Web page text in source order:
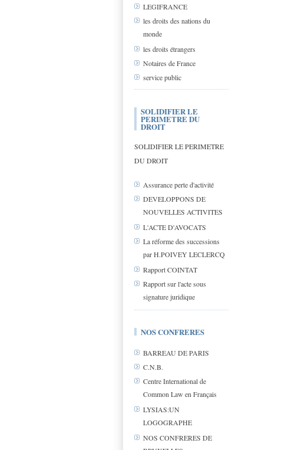
LEGIFRANCE
les droits des nations du
monde
les droits étrangers
Notaires de France
service public
SOLIDIFIER LE
PERIMETRE DU
DROIT
SOLIDIFIER LE PERIMETRE
DU DROIT
Assurance perte d'activité
DEVELOPPONS DE
NOUVELLES ACTIVITES
L'ACTE D'AVOCATS
La réforme des successions
par H.POIVEY LECLERCQ
Rapport COINTAT
Rapport sur l'acte sous
signature juridique
NOS CONFRERES
BARREAU DE PARIS
C.N.B.
Centre International de
Common Law en Français
LYSIAS:UN
LOGOGRAPHE
NOS CONFRERES DE